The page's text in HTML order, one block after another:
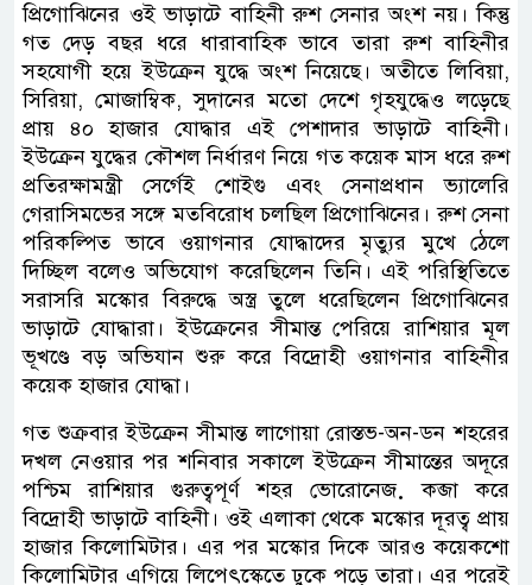
প্রিগোঝিনের ওই ভাড়াটে বাহিনী রুশ সেনার অংশ নয়। কিন্তু
গত দেড় বছর ধরে ধারাবাহিক ভাবে তারা রুশ বাহিনীর
সহযোগী হয়ে ইউক্রেন যুদ্ধে অংশ নিয়েছে। অতীতে লিবিয়া,
সিরিয়া, মোজাম্বিক, সুদানের মতো দেশে গৃহযুদ্ধেও লড়েছে
প্রায় ৪০ হাজার যোদ্ধার এই পেশাদার ভাড়াটে বাহিনী।
ইউক্রেন যুদ্ধের কৌশল নির্ধারণ নিয়ে গত কয়েক মাস ধরে রুশ
প্রতিরক্ষামন্ত্রী সের্গেই শোইগু এবং সেনাপ্রধান ভ্যালেরি
গেরাসিমভের সঙ্গে মতবিরোধ চলছিল প্রিগোঝিনের। রুশ সেনা
পরিকল্পিত ভাবে‌ ওয়াগনার যোদ্ধাদের মৃত্যুর মুখে ঠেলে
দিচ্ছিল বলেও অভিযোগ করেছিলেন তিনি। এই পরিস্থিতিতে
সরাসরি মস্কোর বিরুদ্ধে অস্ত্র তুলে ধরেছিলেন প্রিগোঝিনের
ভাড়াটে যোদ্ধারা। ইউক্রেনের সীমান্ত পেরিয়ে রাশিয়ার মূল
ভূখণ্ডে বড় অভিযান শুরু করে বিদ্রোহী ওয়াগনার বাহিনীর
কয়েক হাজার যোদ্ধা।
গত শুক্রবার ইউক্রেন সীমান্ত লাগোয়া রোস্তভ-অন-ডন শহরের
দখল নেওয়ার পর শনিবার সকালে ইউক্রেন সীমান্তের অদূরে
পশ্চিম রাশিয়ার গুরুত্বপূর্ণ শহর ভোরোনেজ় কব্জা করে
বিদ্রোহী ভাড়াটে বাহিনী। ওই এলাকা থেকে মস্কোর দূরত্ব প্রায়
হাজার কিলোমিটার। এর পর মস্কোর দিকে আরও কয়েকশো
কিলোমিটার এগিয়ে লিপেৎস্কেতে ঢুকে পড়ে তারা। এর পরেই